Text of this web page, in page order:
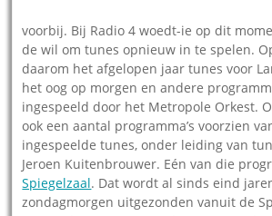
voorbij. Bij Radio 4 woedt-ie op dit
de wil om tunes opnieuw in te spelen.
daarom het afgelopen jaar tunes voor
het oog op morgen en andere
ingespeeld door het Metropole Orkest.
ook een aantal programma’s voorzien
ingespeelde tunes, onder leiding van
Jeroen Kuitenbrouwer. Eén van die
Spiegelzaal. Dat wordt al sinds eind
zondagmorgen uitgezonden vanuit de